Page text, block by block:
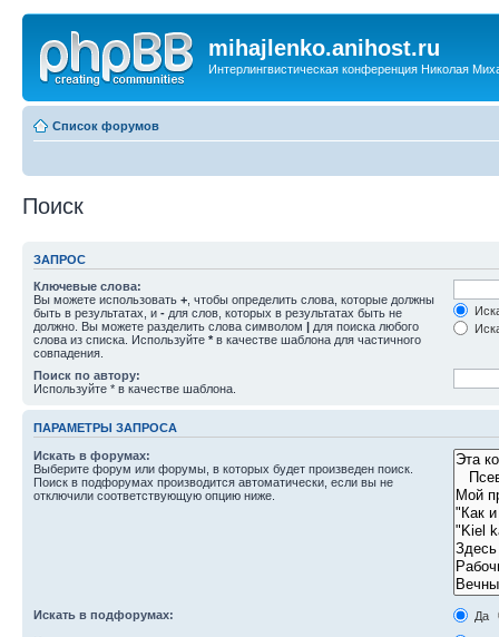
mihajlenko.anihost.ru
Интерлингвистическая конференция Николая
Список форумов
Поиск
ЗАПРОС
Ключевые слова:
Вы можете использовать + , чтобы определить слова, которые должны
быть в результатах, и - для слов, которых в результатах быть не
должно. Вы можете разделить слова символом | для поиска любого
слова из списка. Используйте * в качестве шаблона для частичного
совпадения.
Поиск по автору:
Используйте * в качестве шаблона.
ПАРАМЕТРЫ ЗАПРОСА
Искать в форумах:
Выберите форум или форумы, в которых будет произведен поиск.
Поиск в подфорумах производится автоматически, если вы не
отключили соответствующую опцию ниже.
Искать в подфорумах:
Да